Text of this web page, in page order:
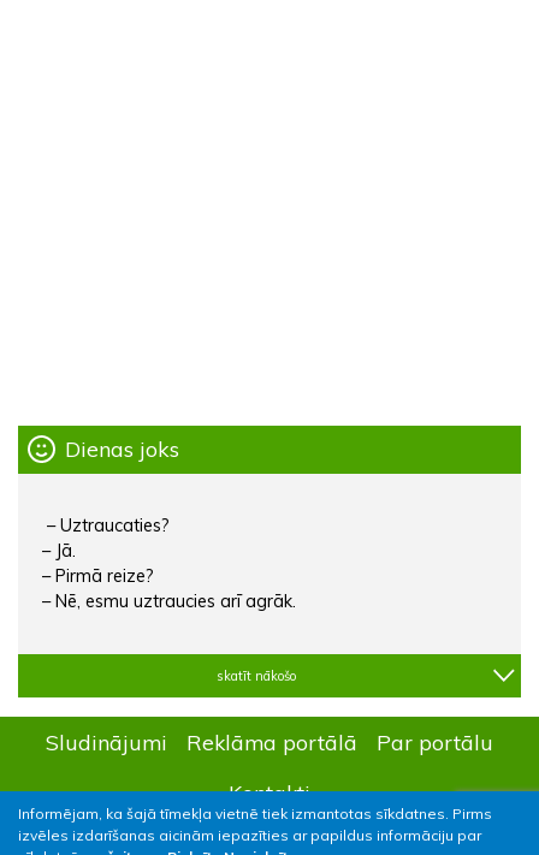
Informējam, ka šajā tīmekļa vietnē tiek izmantotas sīkdatnes. Pirms
izvēles izdarīšanas aicinām iepazīties ar papildus informāciju par
Dienas joks
– Uztraucaties?
– Jā.
– Pirmā reize?
– Nē, esmu uztraucies arī agrāk.
skatīt nākošo
Sludinājumi Reklāma portālā
Par portālu
Kontakti